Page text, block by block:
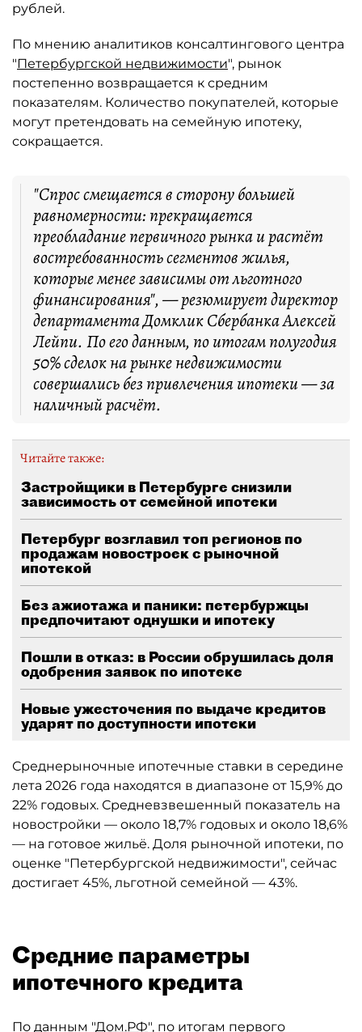
рублей.
По мнению аналитиков консалтингового центра
"Петербургской недвижимости", рынок
постепенно возвращается к средним
показателям. Количество покупателей, которые
могут претендовать на семейную ипотеку,
сокращается.
"Спрос смещается в сторону большей
равномерности: прекращается
преобладание первичного рынка и растёт
востребованность сегментов жилья,
которые менее зависимы от льготного
финансирования", — резюмирует директор
департамента Домклик Сбербанка Алексей
Лейпи. По его данным, по итогам полугодия
50% сделок на рынке недвижимости
совершались без привлечения ипотеки — за
наличный расчёт.
Читайте также:
Застройщики в Петербурге снизили
зависимость от семейной ипотеки
Петербург возглавил топ регионов по
продажам новостроек с рыночной
ипотекой
Без ажиотажа и паники: петербуржцы
предпочитают однушки и ипотеку
Пошли в отказ: в России обрушилась доля
одобрения заявок по ипотеке
Новые ужесточения по выдаче кредитов
ударят по доступности ипотеки
Среднерыночные ипотечные ставки в середине
лета 2026 года находятся в диапазоне от 15,9% до
22% годовых. Средневзвешенный показатель на
новостройки — около 18,7% годовых и около 18,6%
— на готовое жильё. Доля рыночной ипотеки, по
оценке "Петербургской недвижимости", сейчас
достигает 45%, льготной семейной — 43%.
Средние параметры
ипотечного кредита
По данным "Дом.РФ", по итогам первого